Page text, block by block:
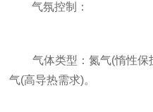
气氛控制：
气体类型：氮气(惰性保
气(高导热需求)。